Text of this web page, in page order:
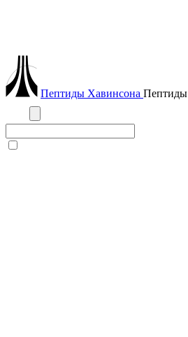
Пептиды Хавинсона Пептиды